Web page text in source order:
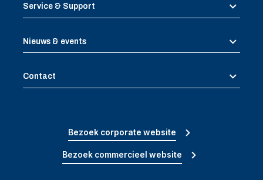
Service & Support
Nieuws & events
Contact
Bezoek corporate website
Bezoek commercieel website